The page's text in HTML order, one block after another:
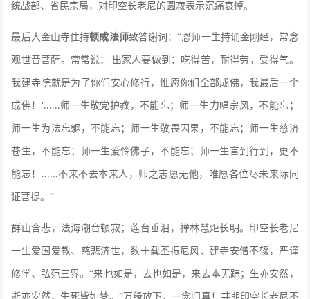
统战部、省民宗局，对印空长老尼的圆寂表示沉痛哀悼。
最后大金山寺住持顿成法师致答谢词：“恩师一生持诵金刚经，常念
观世音菩萨。常常说： '出家人要做到：吃得苦，耐得劳，受得气。
我建寺院就是为了你们安心修行，惟愿你们全部成佛，我最后一个
成佛！ '......师一生敬党护教，不能忘；师一生力唱宗风，不能忘；
师一生为法忘躯，不能忘；师一生敬畏因果，不能忘；师一生慈济
苍生，不能忘；师一生爱怜佛子，不能忘；师一生言到行到，更不
能忘！ ......不来不去本来人，师之志愿无他，唯愿各位尽未来际同
证菩提。”
群山含悲，法海潮音顿寂；莲台垂泪，禅林慧炬长明。印空长老尼
一生爱国爱教、慈悲济世，数十载丕振尼风、建寺安僧不辍，严谨
修学、弘范三界。“来也如是，去也如是，来去本无踪；生亦安然，
逝亦安然，生死皆如梦。”万缘放下，一念归真！共期印空长老尼不